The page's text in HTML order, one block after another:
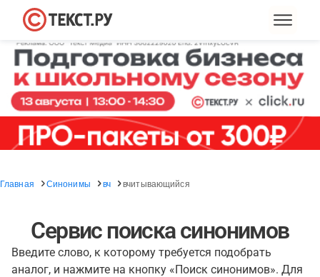
Главная Синонимы вч вчитывающийся
Сервис поиска синонимов
Введите слово, к которому требуется подобрать
аналог, и нажмите на кнопку «Поиск синонимов». Для